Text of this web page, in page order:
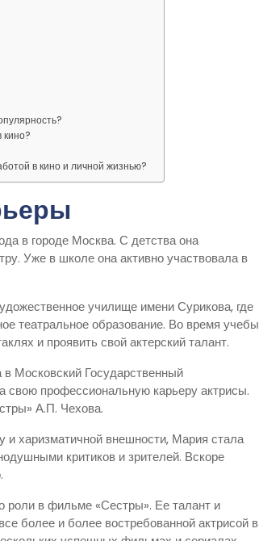
кино?
в кино и личной жизнью?
в городе Москва. С детства она
Уже в школе она активно участвовала в
училище имени Сурикова, где
театральное образование. Во время учебы
и проявить свой актерский талант.
Московский Государственный
свою профессиональную карьеру актрисы.
А.П. Чехова.
и харизматичной внешности, Мария стала
критиков и зрителей. Вскоре
роли в фильме «Сестры». Ее талант и
более и более востребованной актрисой в